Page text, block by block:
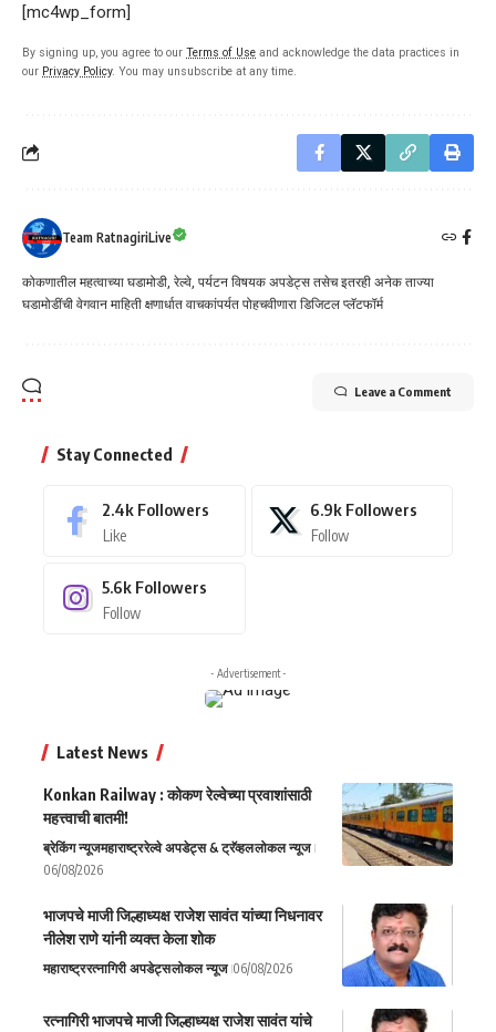
[mc4wp_form]
By signing up, you agree to our Terms of Use and acknowledge the data practices in
our Privacy Policy. You may unsubscribe at any time.
Team RatnagiriLive
कोकणातील महत्वाच्या घडामोडी, रेल्वे, पर्यटन विषयक अपडेट्स तसेच इतरही अनेक ताज्या
घडामोडींची वेगवान माहिती क्षणार्धात वाचकांपर्यत पोहचवीणारा डिजिटल प्लॅटफॉर्म
Leave a Comment
Stay Connected
2.4k Followers
Like
6.9k Followers
Follow
5.6k Followers
Follow
- Advertisement -
Latest News
Konkan Railway : कोकण रेल्वेच्या प्रवाशांसाठी
महत्त्वाची बातमी!
ब्रेकिंग न्यूजमहाराष्ट्ररेल्वे अपडेट्स & ट्रॅव्हललोकल न्यूज
06/08/2026
भाजपचे माजी जिल्हाध्यक्ष राजेश सावंत यांच्या निधनावर
नीलेश राणे यांनी व्यक्त केला शोक
महाराष्ट्ररत्नागिरी अपडेट्सलोकल न्यूज 06/08/2026
रत्नागिरी भाजपचे माजी जिल्हाध्यक्ष राजेश सावंत यांचे